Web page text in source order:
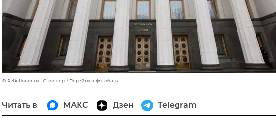
© РИА Новости . Стрингер Перейти в фотобанк
Читать в МАКС Дзен Telegram